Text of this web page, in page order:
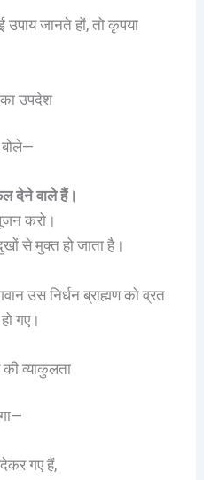
जानते हों, तो कृपया
का उपदेश
देने वाले हैं।
करो।
से मुक्त हो जाता है।
उस निर्धन ब्राह्मण को व्रत
गए।
व्याकुलता
गए हैं,